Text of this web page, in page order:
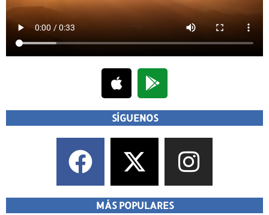
SÍGUENOS
MÁS POPULARES